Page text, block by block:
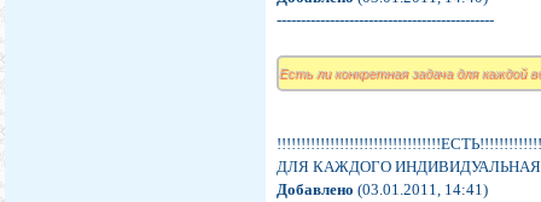
---------------------------------------------
Есть ли конкретная задача для каждой
ДЛЯ КАЖДОГО
Добавлено (03.01.2011, 14:41)